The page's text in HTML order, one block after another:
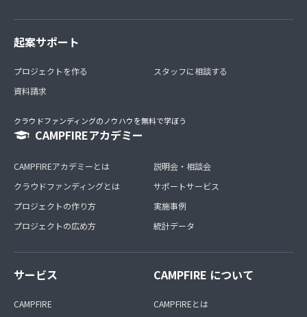
起案サポート
プロジェクトを作る
資料請求
スタッフに相談する
クラウドファンディングのノウハウを無料で学ぼう
CAMPFIREアカデミー
CAMPFIREアカデミーとは
クラウドファンディングとは
プロジェクトの作り方
プロジェクトの広め方
説明会・相談会
サポートサービス
実施事例
統計データ
サービス
CAMPFIRE
CAMPFIRE について
CAMPFIREとは